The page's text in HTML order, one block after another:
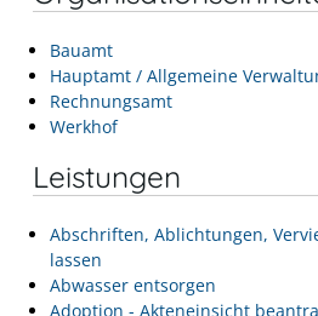
Bauamt
Hauptamt / Allgemeine
Rechnungsamt
Werkhof
Leistungen
Abschriften, Ablichtungen,
lassen
Abwasser entsorgen
Adoption - Akteneinsicht